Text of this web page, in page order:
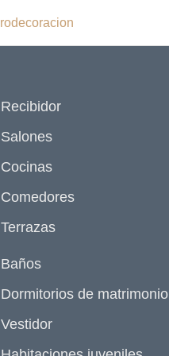
Recibidor
Salones
Cocinas
Comedores
Terrazas
Baños
Dormitorios de matrimonio
Vestidor